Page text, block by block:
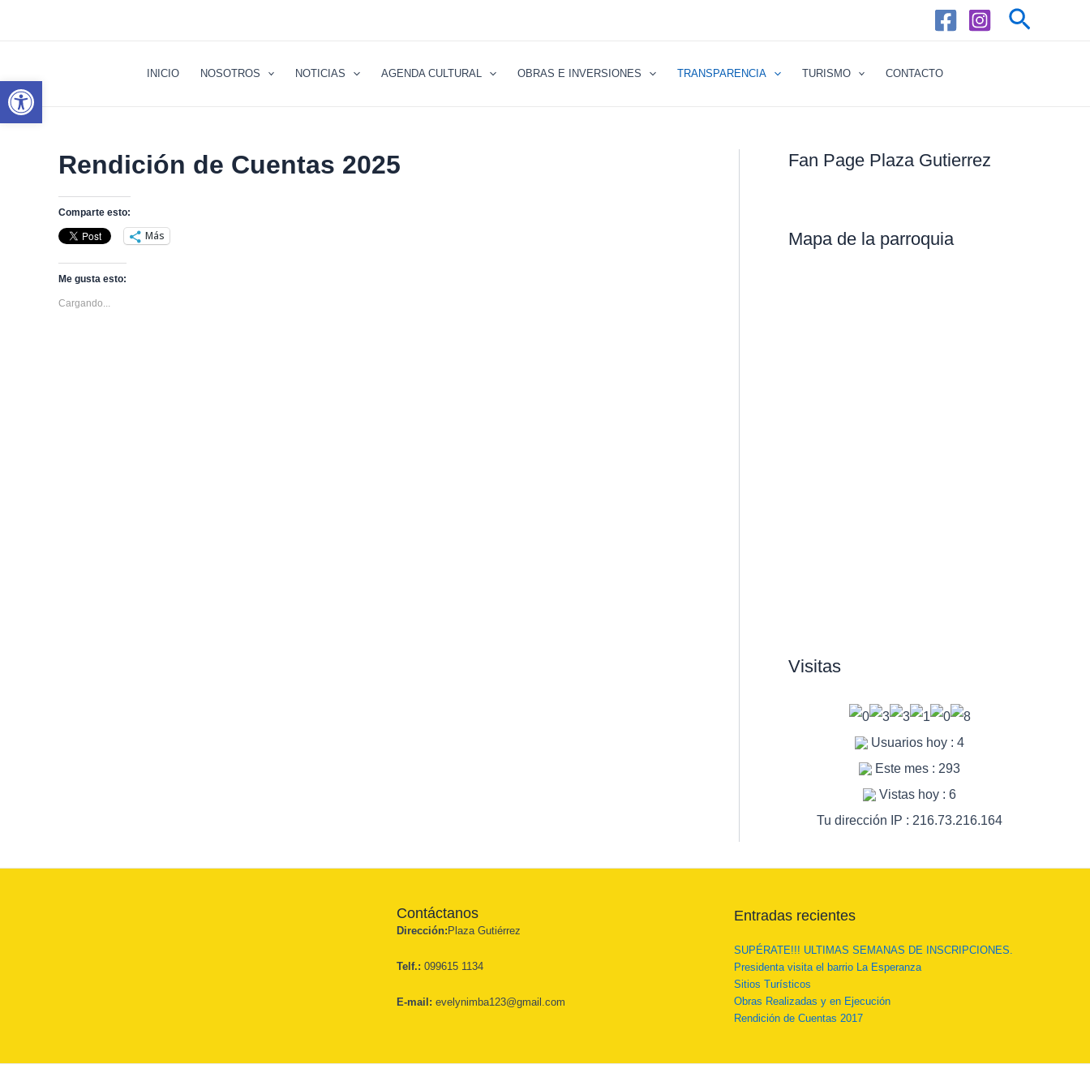
Buscar
INICIO NOSOTROS NOTICIAS AGENDA CULTURAL OBRAS E INVERSIONES TRANSPARENCIA TURISMO CONTACTO
Rendición de Cuentas 2025
Comparte esto:
Más
Me gusta esto:
Cargando...
Fan Page Plaza Gutierrez
Mapa de la parroquia
Visitas
Usuarios hoy : 4
Este mes : 293
Vistas hoy : 6
Tu dirección IP : 216.73.216.164
Contáctanos
Dirección: Plaza Gutiérrez
Telf.: 099615 1134
E-mail: evelynimba123@gmail.com
Entradas recientes
SUPÉRATE!!! ULTIMAS SEMANAS DE INSCRIPCIONES.
Presidenta visita el barrio La Esperanza
Sitios Turísticos
Obras Realizadas y en Ejecución
Rendición de Cuentas 2017
Abrir barra de herramientas